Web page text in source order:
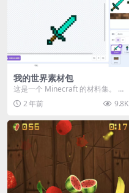
我的世界素材包
这是一个 Minecraft 的材料集。 操
作方法如下： 工具 → 右箭头 怪物...
2 年前 9.8K